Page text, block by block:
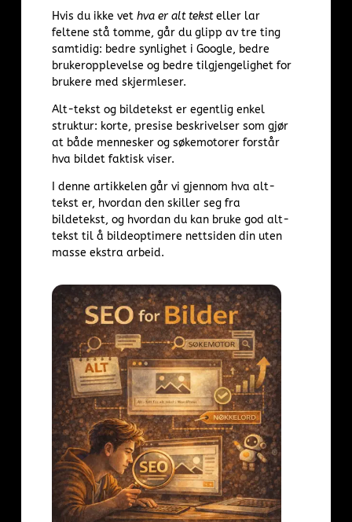
Hvis du ikke vethva er alt teksteller lar
feltene stå tomme, går du glipp av tre ting
samtidig: bedre synlighet i Google, bedre
brukeropplevelse og bedre tilgjengelighet for
brukere med skjermleser.
Alt-tekst og bildetekst er egentlig enkel
struktur: korte, presise beskrivelser som gjør
at både mennesker og søkemotorer forstår
hva bildet faktisk viser.
I denne artikkelen går vi gjennom hva alt-
tekst er, hvordan den skiller seg fra
bildetekst, og hvordan du kan bruke god alt-
tekst til å bildeoptimere nettsiden din uten
masse ekstra arbeid.